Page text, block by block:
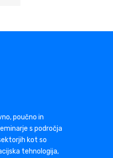
poučno in
s področja
kot so
tehnologija,